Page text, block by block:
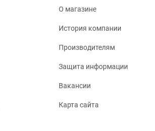
О магазине
История компании
Производителям
Защита информации
Вакансии
Карта сайта